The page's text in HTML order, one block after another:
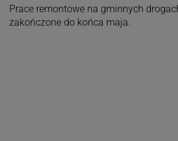
Prace remontowe na gminnych
zakończone do końca maja.